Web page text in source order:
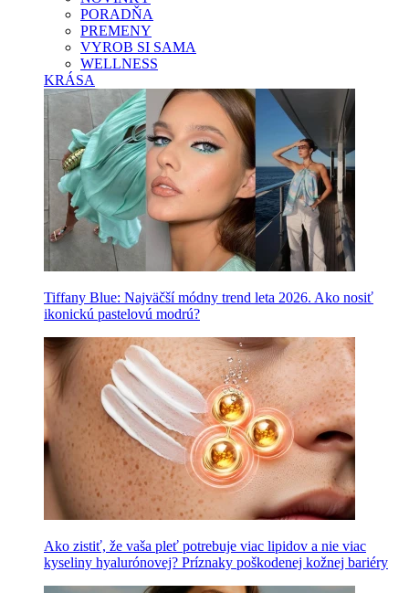
PORADŇA
PREMENY
VYROB SI SAMA
WELLNESS
KRÁSA
Tiffany Blue: Najväčší módny trend leta 2026. Ako nosiť
ikonickú pastelovú modrú?
Ako zistiť, že vaša pleť potrebuje viac lipidov a nie viac
kyseliny hyalurónovej? Príznaky poškodenej kožnej bariéry